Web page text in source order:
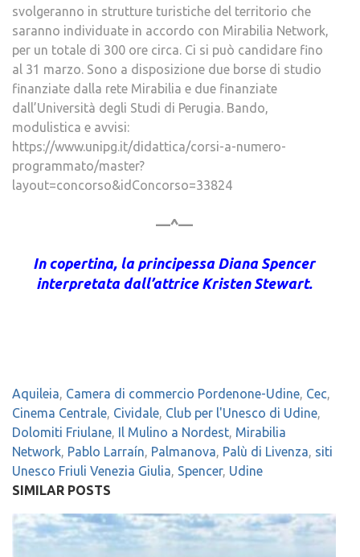
svolgeranno in strutture turistiche del territorio che
saranno individuate in accordo con Mirabilia Network,
per un totale di 300 ore circa. Ci si può candidare fino
al 31 marzo. Sono a disposizione due borse di studio
finanziate dalla rete Mirabilia e due finanziate
dall’Università degli Studi di Perugia. Bando,
modulistica e avvisi:
https://www.unipg.it/didattica/corsi-a-numero-
programmato/master?
layout=concorso&idConcorso=33824
—^—
In copertina, la principessa Diana Spencer
interpretata dall’attrice Kristen Stewart.
Aquileia, Camera di commercio Pordenone-Udine, Cec,
Cinema Centrale, Cividale, Club per l'Unesco di Udine,
Dolomiti Friulane, Il Mulino a Nordest, Mirabilia
Network, Pablo Larraín, Palmanova, Palù di Livenza, siti
Unesco Friuli Venezia Giulia, Spencer, Udine
SIMILAR POSTS